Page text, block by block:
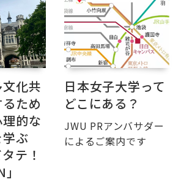
文化共
ため
的な
ぶ
テ！
日本女子大学って
どこにある？
JWU PRアンバサダー
によるご案内です